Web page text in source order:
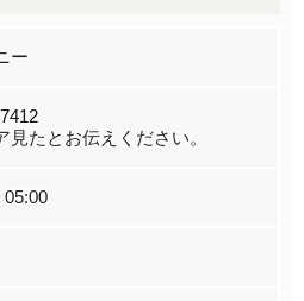
ー
見たとお伝えください。
05:00